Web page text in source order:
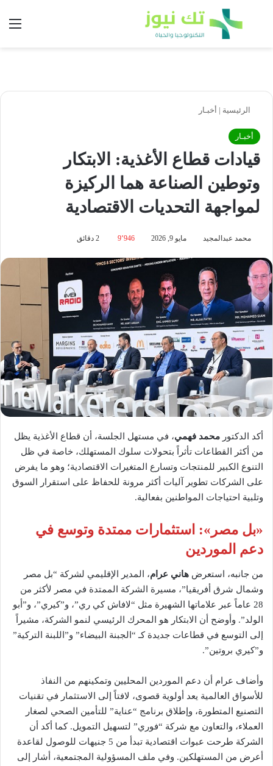
بحث عن
الرئيسية | أخبـار
أخبـار
قيادات قطاع الأغذية: الابتكار
وتوطين الصناعة هما الركيزة
لمواجهة التحديات الاقتصادية
محمد عبدالمجيد مايو 9, 2026 9٬946
أكد الدكتور محمد فهمي، في مستهل الجلسة، أن قطاع الأغذية يظل
من أكثر القطاعات تأثراً بتحولات سلوك المستهلك، خاصة في ظل
التنوع الكبير للمنتجات وتسارع المتغيرات الاقتصادية؛ وهو ما يفرض
على الشركات تطوير آليات أكثر مرونة للحفاظ على استقرار السوق
وتلبية احتياجات المواطنين بفعالية.
«بل مصر »: استثمارات ممتدة وتوسع في
دعم الموردين
من جانبه، استعرض هاني عرام، المدير الإقليمي لشركة “بل مصر
وشمال شرق أفريقيا”، مسيرة الشركة الممتدة في مصر لأكثر من
28 عاماً عبر علاماتها الشهيرة مثل “لافاش كي ري”، و”كيري”، و”أبو
الولد”. وأوضح أن الابتكار هو المحرك الرئيسي لنمو الشركة، مشيراً
إلى التوسع في قطاعات جديدة كـ “الجبنة البيضاء” و”اللبنة التركية”
و”كيري بروتين”.
وأضاف عرام أن دعم الموردين المحليين وتمكينهم من النفاذ
للأسواق العالمية يعد أولوية قصوى، لافتاً إلى الاستثمار في تقنيات
التصنيع المتطورة، وإطلاق برنامج “عناية” للتأمين الصحي لصغار
العملاء، والتعاون مع شركة “فوري” لتسهيل التمويل. كما أكد أن
الشركة طرحت عبوات اقتصادية تبدأ من 5 جنيهات للوصول لقاعدة
أعرض من المستهلكين. وفي ملف المسؤولية المجتمعية، أشار إلى